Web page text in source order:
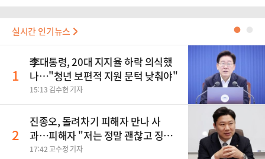
실시간 인기뉴스 ●
1
李대통령, 20대 지지율 하락 의식했
나…"청년 보편적 지원 문턱 낮춰야"
15:13 김수현 기자
2
진종오, 돌려차기 피해자 만나 사
과…피해자 "저는 정말 괜찮고 징계
원치 않아"
17:42 고수정 기자